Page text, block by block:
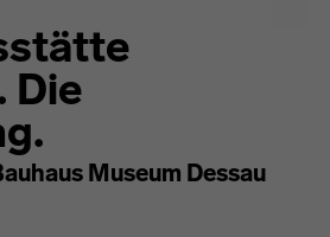
Die
Museum Dessau